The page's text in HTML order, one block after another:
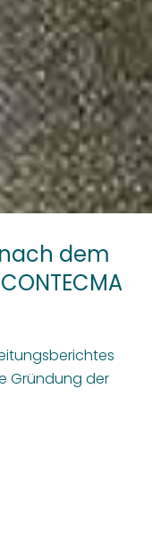
dem
Gründung der